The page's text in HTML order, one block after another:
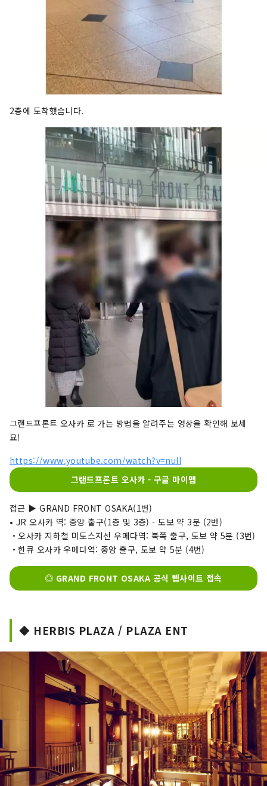
2층에 도착했습니다.
그랜드프론트 오사카 로 가는 방법을 알려주는 영상을 확인해 보세
요!
https://www.youtube.com/watch?v=null
그랜드프론트 오사카 - 구글 마이맵
접근 ▶ GRAND FRONT OSAKA(1번)
• JR 오사카 역: 중앙 출구(1층 및 3층) - 도보 약 3분 (2번)
・오사카 지하철 미도스지선 우메다역: 북쪽 출구, 도보 약 5분 (3번)
・한큐 오사카 우메다역: 중앙 출구, 도보 약 5분 (4번)
◎ GRAND FRONT OSAKA 공식 웹사이트 접속
◆ HERBIS PLAZA / PLAZA ENT